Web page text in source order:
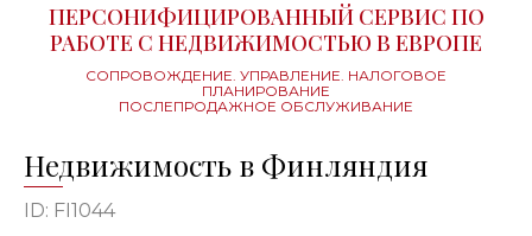
ПЕРСОНИФИЦИРОВАННЫЙ СЕРВИС ПО
РАБОТЕ С НЕДВИЖИМОСТЬЮ В ЕВРОПЕ
СОПРОВОЖДЕНИЕ. УПРАВЛЕНИЕ. НАЛОГОВОЕ
ПЛАНИРОВАНИЕ
ПОСЛЕПРОДАЖНОЕ ОБСЛУЖИВАНИЕ
Недвижимость в Финляндия
ID: FI1044